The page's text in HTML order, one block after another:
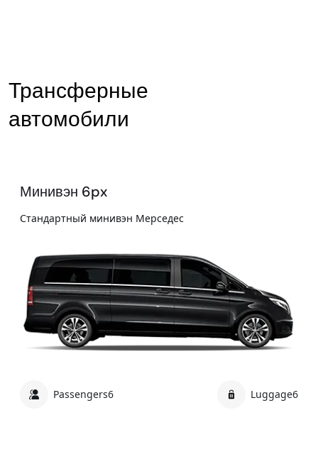
Трансферные
автомобили
Минивэн 6px
Стандартный минивэн Мерседес
Passengers6 Luggage6